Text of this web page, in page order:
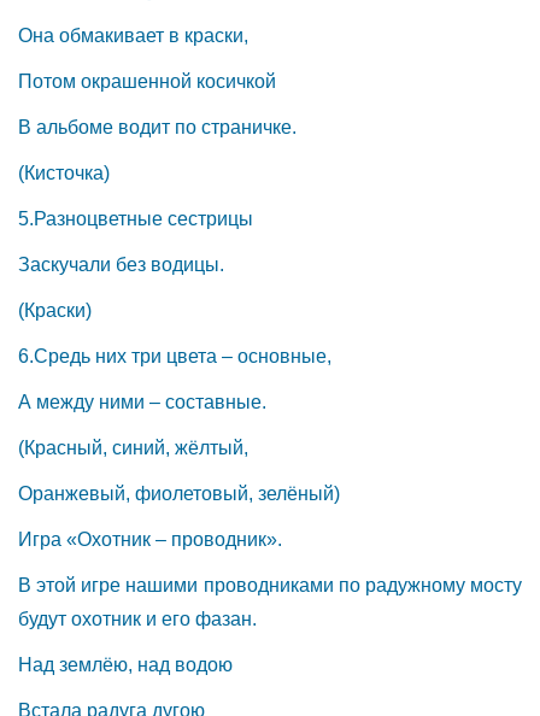
Она обмакивает в краски,
Потом окрашенной косичкой
В альбоме водит по страничке.
(Кисточка)
5.Разноцветные сестрицы
Заскучали без водицы.
(Краски)
6.Средь них три цвета – основные,
А между ними – составные.
(Красный, синий, жёлтый,
Оранжевый, фиолетовый, зелёный)
Игра «Охотник – проводник».
В этой игре нашими проводниками по радужному мосту
будут охотник и его фазан.
Над землёю, над водою
Встала радуга дугою